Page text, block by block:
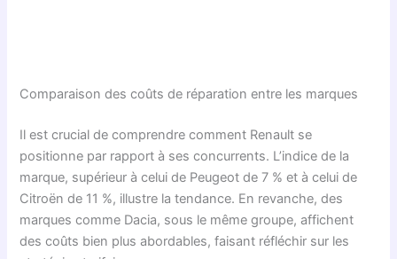
Comparaison des coûts de réparation entre les marques
Il est crucial de comprendre comment Renault se
positionne par rapport à ses concurrents. L’indice de la
marque, supérieur à celui de Peugeot de 7 % et à celui de
Citroën de 11 %, illustre la tendance. En revanche, des
marques comme Dacia, sous le même groupe, affichent
des coûts bien plus abordables, faisant réfléchir sur les